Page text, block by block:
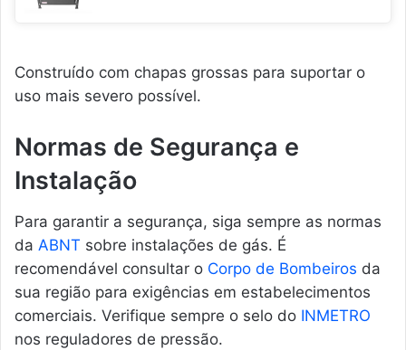
Construído com chapas grossas para suportar o
uso mais severo possível.
Normas de Segurança e
Instalação
Para garantir a segurança, siga sempre as normas
da ABNT sobre instalações de gás. É
recomendável consultar o Corpo de Bombeiros da
sua região para exigências em estabelecimentos
comerciais. Verifique sempre o selo do INMETRO
nos reguladores de pressão.